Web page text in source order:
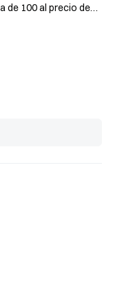
de 100 al precio de